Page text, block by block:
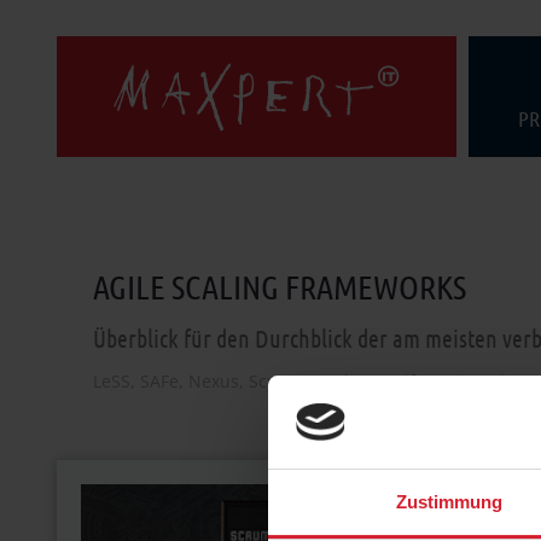
Zustimmung
AGILE SCALING FRAMEWORKS
Überblick für den Durchblick der am meisten
LeSS, SAFe, Nexus, Scrum@Scale, Spotify